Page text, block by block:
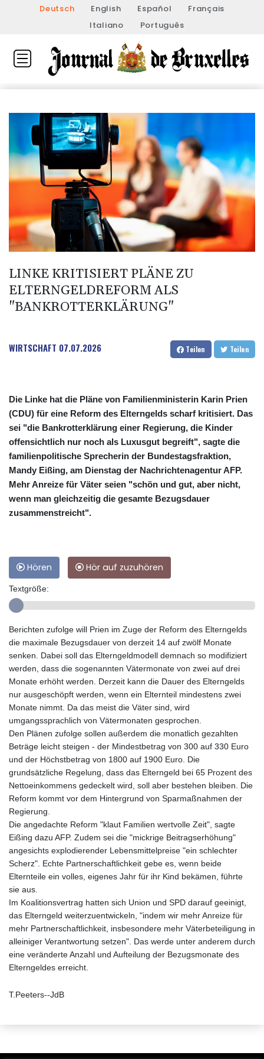
Deutsch English Español
Français
Italiano
Português
LINKE KRITISIERT PLÄNE ZU
ELTERNGELDREFORM ALS
"BANKROTTERKLÄRUNG"
WIRTSCHAFT 07.07.2026 Teilen Teilen
Die Linke hat die Pläne von Familienministerin Karin Prien
(CDU) für eine Reform des Elterngelds scharf kritisiert. Das
sei "die Bankrotterklärung einer Regierung, die Kinder
offensichtlich nur noch als Luxusgut begreift", sagte die
familienpolitische Sprecherin der Bundestagsfraktion,
Mandy Eißing, am Dienstag der Nachrichtenagentur AFP.
Mehr Anreize für Väter seien "schön und gut, aber nicht,
wenn man gleichzeitig die gesamte Bezugsdauer
zusammenstreicht".
Hören Hör auf zuzuhören
Textgröße:
Berichten zufolge will Prien im Zuge der Reform des Elterngelds
die maximale Bezugsdauer von derzeit 14 auf zwölf Monate
senken. Dabei soll das Elterngeldmodell demnach so modifiziert
werden, dass die sogenannten Vätermonate von zwei auf drei
Monate erhöht werden. Derzeit kann die Dauer des Elterngelds
nur ausgeschöpft werden, wenn ein Elternteil mindestens zwei
Monate nimmt. Da das meist die Väter sind, wird
umgangssprachlich von Vätermonaten gesprochen.
Den Plänen zufolge sollen außerdem die monatlich gezahlten
Beträge leicht steigen - der Mindestbetrag von 300 auf 330 Euro
und der Höchstbetrag von 1800 auf 1900 Euro. Die
grundsätzliche Regelung, dass das Elterngeld bei 65 Prozent des
Nettoeinkommens gedeckelt wird, soll aber bestehen bleiben. Die
Reform kommt vor dem Hintergrund von Sparmaßnahmen der
Regierung.
Die angedachte Reform "klaut Familien wertvolle Zeit", sagte
Eißing dazu AFP. Zudem sei die "mickrige Beitragserhöhung"
angesichts explodierender Lebensmittelpreise "ein schlechter
Scherz". Echte Partnerschaftlichkeit gebe es, wenn beide
Elternteile ein volles, eigenes Jahr für ihr Kind bekämen, führte
sie aus.
Im Koalitionsvertrag hatten sich Union und SPD darauf geeinigt,
das Elterngeld weiterzuentwickeln, "indem wir mehr Anreize für
mehr Partnerschaftlichkeit, insbesondere mehr Väterbeteiligung in
alleiniger Verantwortung setzen". Das werde unter anderem durch
eine veränderte Anzahl und Aufteilung der Bezugsmonate des
Elterngeldes erreicht.
T.Peeters--JdB